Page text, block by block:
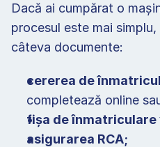
Dacă ai cumpărat o
procesul este mai
câteva documente:
cererea de
completează online
fișa de înmatriculare
asigurarea RCA;